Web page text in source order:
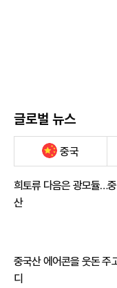
글로벌 뉴스
중국
희토류 다음은 광모듈…
산
중국산 에어콘을 웃돈 주
디